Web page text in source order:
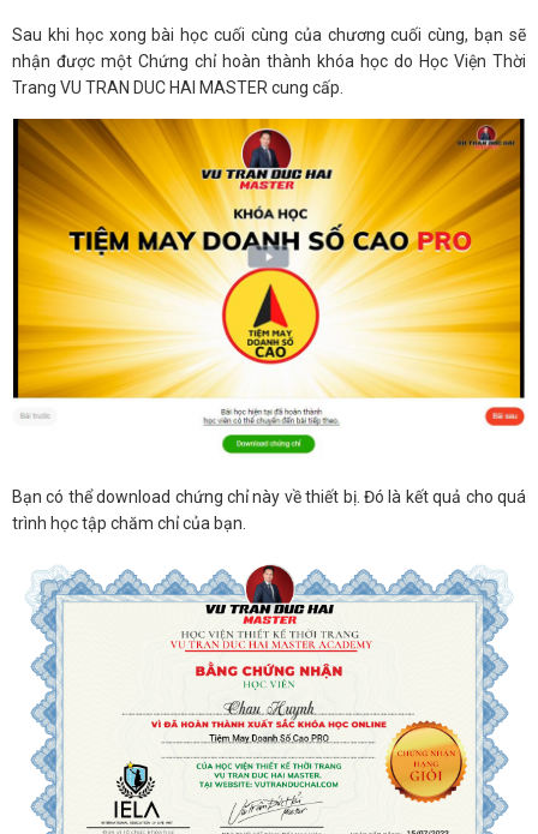
Sau khi học xong bài học cuối cùng của chương cuối cùng, bạn sẽ
nhận được một Chứng chỉ hoàn thành khóa học do Học Viện Thời
Trang VU TRAN DUC HAI MASTER cung cấp.
Bạn có thể download chứng chỉ này về thiết bị. Đó là kết quả cho quá
trình học tập chăm chỉ của bạn.
ĐĂNG KÝ TƯ VẤN MIỄN PHÍ
HOÀN THÀNH
Đăng ký tư vấn trực tiếp 24/7:
0792666128